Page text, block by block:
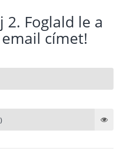
2. Foglald le a
címet!